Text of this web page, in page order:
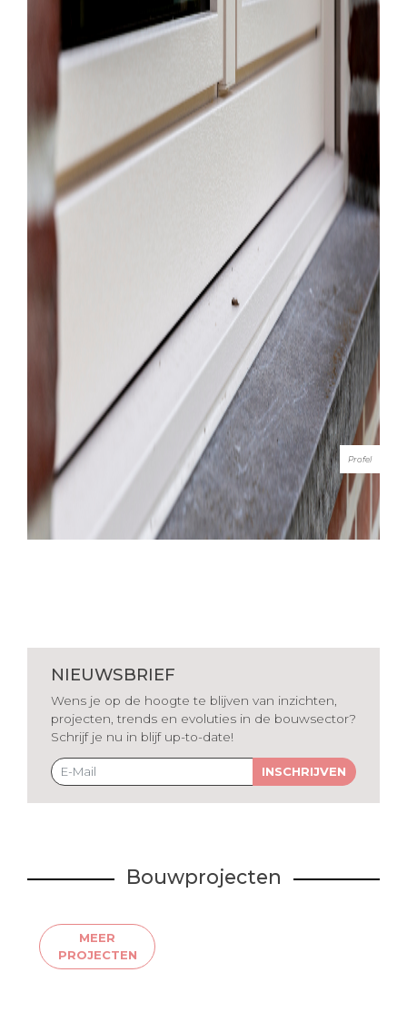
Profel
NIEUWSBRIEF
Wens je op de hoogte te blijven van inzichten,
projecten, trends en evoluties in de bouwsector?
Schrijf je nu in blijf up-to-date!
INSCHRIJVEN
Bouwprojecten
MEER
PROJECTEN